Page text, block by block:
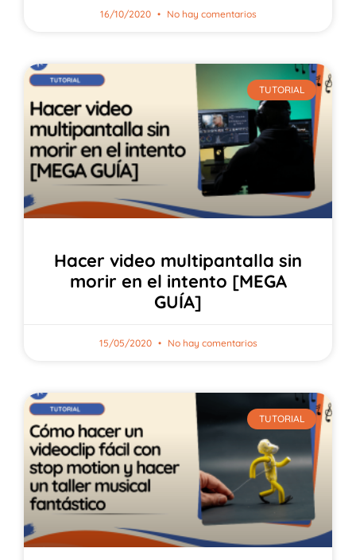
16/10/2020 No hay comentarios
TUTORIAL
Hacer video multipantalla sin
morir en el intento [MEGA
GUÍA]
15/05/2020 No hay comentarios
TUTORIAL